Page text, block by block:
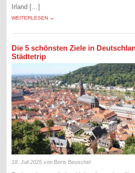
Irland […]
WEITERLESEN →
Die 5 schönsten Ziele in
Städtetrip
18. Juli 2025 von Boris Beuschel